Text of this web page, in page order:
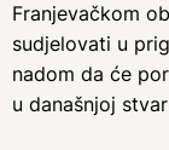
Franjevačkom
sudjelovati u
nadom da će
u današnjoj